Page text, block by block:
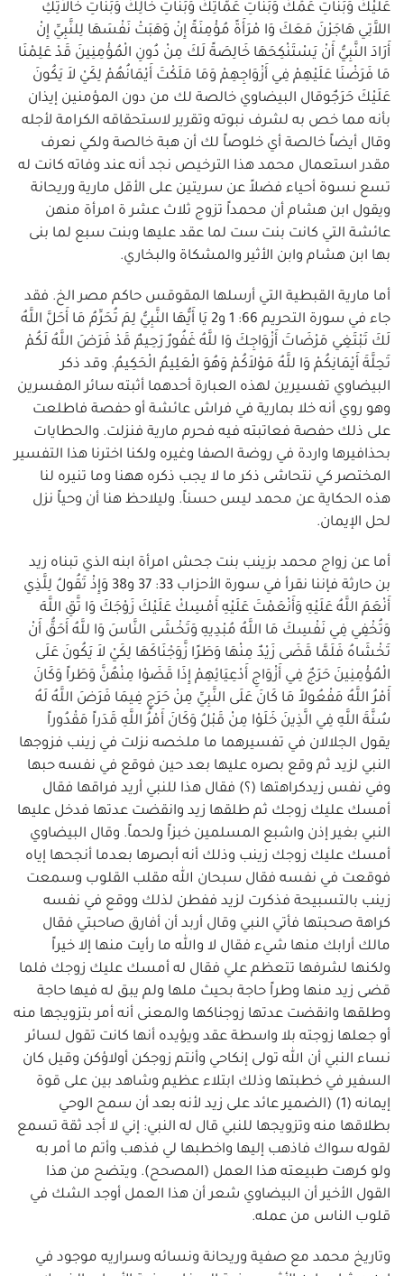
عَلَيْكَ وَبَنَاتِ عَمِّكَ وَبَنَاتِ عَمَّاتِكَ وَبَنَاتِ خَالِكَ وَبَنَاتِ خَالاَتِكِ
اللاَّتِي هَاجَرْنَ مَعَكَ وَا مْرَأَةً مُؤْمِنَةً إِنْ وَهَبَتْ نَفْسَهَا لِلنَّبِيِّ إِنْ
أَرَادَ النَّبِيُّ أَنْ يَسْتَنْكِحَهَا خَالِصَةً لَكَ مِنْ دُونِ الْمُؤْمِنِينَ قَدْ عَلِمْنَا
مَا فَرَضْنَا عَلَيْهِمْ فِي أَزْوَاجِهِمْ وَمَا مَلَكْتَ أَيْمَانُهُمْ لِكَيْ لاَ يَكُونَ
عَلَيْكَ حَرَجٌوقال البيضاوي خالصة لك من دون المؤمنين إيذان
بأنه مما خص به لشرف نبوته وتقرير لاستحقاقه الكرامة لأجله
وقال أيضاً خالصة أي خلوصاً لك أن هبة خالصة ولكي نعرف
مقدر استعمال محمد هذا الترخيص نجد أنه عند وفاته كانت له
تسع نسوة أحياء فضلاً عن سريتين على الأقل مارية وريحانة
ويقول ابن هشام أن محمداً تزوج ثلاث عشر ة امرأة منهن
عائشة التي كانت بنت ست لما عقد عليها وبنت سبع لما بنى
بها ابن هشام وابن الأثير والمشكاة والبخاري.
أما مارية القبطية التي أرسلها المقوقس حاكم مصر الخ. فقد
جاء في سورة التحريم 66: 1 و2 يَا أَيُّهَا النَّبِيُّ لِمَ تُحَرِّمُ مَا أَحَلَّ اللَّهُ
لَكَ تَبْتَغِي مَرْضَاتَ أَزْوَاجِكَ وَا للَّهُ غَفُورٌ رَحِيمٌ قَدْ فَرَضَ اللَّهُ لَكُمْ
تَحِلَّةَ أَيْمَانِكُمْ وَا للَّهُ مَوْلاَكُمْ وَهُوَ الْعَلِيمُ الْحَكِيمُ. وقد ذكر
البيضاوي تفسيرين لهذه العبارة أحدهما أثبته سائر المفسرين
وهو روي أنه خلا بمارية في فراش عائشة أو حفصة فاطلعت
على ذلك حفصة فعاتبته فيه فحرم مارية فنزلت. والحطايات
بحذافيرها واردة في روضة الصفا وغيره ولكنا اخترنا هذا التفسير
المختصر كي نتحاشى ذكر ما لا يجب ذكره ههنا وما تنيره لنا
هذه الحكاية عن محمد ليس حسناً. وليلاحظ هنا أن وحياً نزل
لحل الإيمان.
أما عن زواج محمد بزينب بنت جحش امرأة ابنه الذي تبناه زيد
بن حارثة فإننا نقرأ في سورة الأحزاب 33: 37 و38 وَإِذْ تَقُولُ لِلَّذِي
أَنْعَمَ اللَّهُ عَلَيْهِ وَأَنْعَمْتَ عَلَيْهِ أَمْسِكْ عَلَيْكَ زَوْجَكَ وَا تَّقِ اللَّهَ
وَتُخْفِي فِي نَفْسِكَ مَا اللَّهُ مُبْدِيهِ وَتَخْشَى النَّاسَ وَا للَّهُ أَحَقُّ أَنْ
تَخْشَاهُ فَلَمَّا قَضَى زَيْدٌ مِنْهَا وَطَرًا زَّوَجْنَاكَهَا لِكَيْ لاَ يَكُونَ عَلَى
الْمُؤْمِنِينَ حَرَجٌ فِي أَزْوَاجِ أَدْعِيَائِهِمْ إِذَا قَضَوْا مِنْهُنَّ وَطَراً وَكَانَ
أَمْرُ اللَّهُ مَفْعُولاً مَا كَانَ عَلَى النَّبِيِّ مِنْ حَرَجٍ فِيمَا فَرَضَ اللَّهُ لَهُ
سُنَّةَ اللَّهِ فِي الَّذِينَ خَلَوْا مِنْ قَبْلُ وَكَانَ أَمْرُ اللَّهِ قَدَراً مَقْدُوراً
يقول الجلالان في تفسيرهما ما ملخصه نزلت في زينب فزوجها
النبي لزيد ثم وقع بصره عليها بعد حين فوقع في نفسه حبها
وفي نفس زيدكراهتها (؟) فقال هذا للنبي أريد فراقها فقال
أمسك عليك زوجك ثم طلقها زيد وانقضت عدتها فدخل عليها
النبي بغير إذن واشبع المسلمين خبزاً ولحماً. وقال البيضاوي
أمسك عليك زوجك زينب وذلك أنه أبصرها بعدما أنجحها إياه
فوقعت في نفسه فقال سبحان الله مقلب القلوب وسمعت
زينب بالتسبيحة فذكرت لزيد ففطن لذلك ووقع في نفسه
كراهة صحبتها فأتي النبي وقال أربد أن أفارق صاحبتي فقال
مالك أرابك منها شيء فقال لا والله ما رأيت منها إلا خيراً
ولكنها لشرفها تتعظم علي فقال له أمسك عليك زوجك فلما
قضى زيد منها وطراً حاجة بحيث ملها ولم يبق له فيها حاجة
وطلقها وانقضت عدتها زوجناكها والمعنى أنه أمر بتزويجها منه
أو جعلها زوجته بلا واسطة عقد ويؤيده أنها كانت تقول لسائر
نساء النبي أن الله تولى إنكاحي وأنتم زوجكن أولاؤكن وقيل كان
السفير في خطبتها وذلك ابتلاء عظيم وشاهد بين على قوة
إيمانه (1) (الضمير عائد على زيد لأنه بعد أن سمح الوحي
بطلاقها منه وتزويجها للنبي قال له النبي: إني لا أجد ثقة تسمع
لقوله سواك فاذهب إليها واخطبها لي فذهب وأتم ما أمر به
ولو كرهت طبيعته هذا العمل (المصحح). ويتضح من هذا
القول الأخير أن البيضاوي شعر أن هذا العمل أوجد الشك في
قلوب الناس من عمله.
وتاريخ محمد مع صفية وريحانة ونسائه وسراريه موجود في